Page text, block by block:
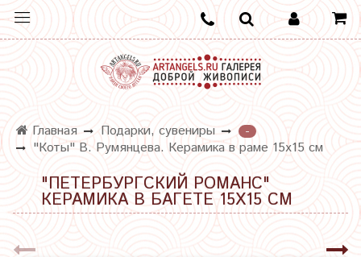
Главная Подарки, сувениры
-
"Коты" В. Румянцева. Керамика в раме 15х15 см
"ПЕТЕРБУРГСКИЙ РОМАНС"
КЕРАМИКА В БАГЕТЕ 15Х15 СМ